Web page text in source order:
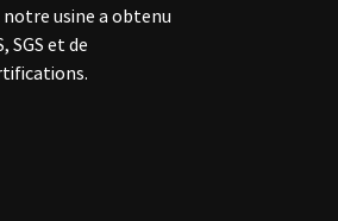
usine a obtenu
SGS et de